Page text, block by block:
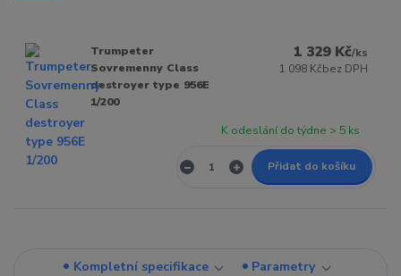
Trumpeter
Sovremenny Class
destroyer type 956E
1/200
1 329 Kč/ks
1 098 Kčbez DPH
K odeslání do týdne > 5 ks
Přidat do košíku
Kompletní specifikace
Parametry